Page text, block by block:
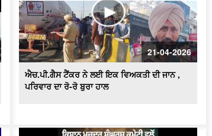
21-04-2026
ਐਚ.ਪੀ.ਗੈਸ ਟੈਂਕਰ ਨੇ ਲਈ ਇਕ ਵਿਅਕਤੀ ਦੀ ਜਾਨ ,
ਪਰਿਵਾਰ ਦਾ ਰੋ-ਰੋ ਬੁਰਾ ਹਾਲ